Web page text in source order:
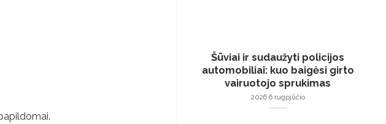
Šūviai ir sudaužyti policijos
automobiliai: kuo baigėsi girto
vairuotojo sprukimas
2026 6 rugpjūčio